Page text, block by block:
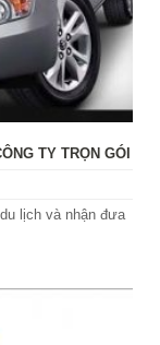
TY TRỌN GÓI
lịch và nhận đưa